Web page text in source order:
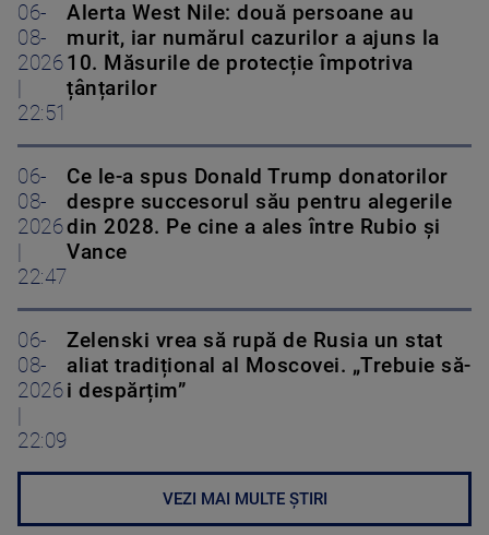
06-
08-
2026
22:51
Alerta West Nile: două persoane au
murit, iar numărul cazurilor a ajuns la
10. Măsurile de protecție împotriva
țânțarilor
06-
08-
2026
22:47
Ce le-a spus Donald Trump donatorilor
despre succesorul său pentru alegerile
din 2028. Pe cine a ales între Rubio și
Vance
06-
08-
2026
22:09
Zelenski vrea să rupă de Rusia un stat
aliat tradițional al Moscovei. „Trebuie să-
i despărțim”
VEZI MAI MULTE ȘTIRI